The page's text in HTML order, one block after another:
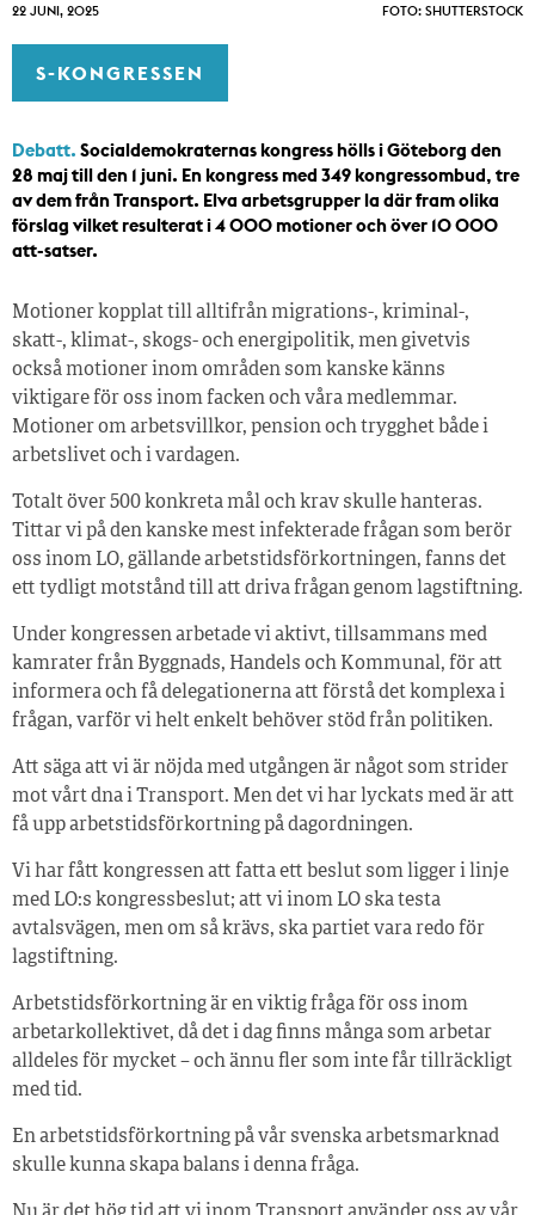
22 JUNI, 2025 FOTO: SHUTTERSTOCK
S-KONGRESSEN
Debatt. Socialdemokraternas kongress hölls i Göteborg den
28 maj till den 1 juni. En kongress med 349 kongressombud, tre
av dem från Transport. Elva arbetsgrupper la där fram olika
förslag vilket resulterat i 4 000 motioner och över 10 000
att-satser.
Motioner kopplat till alltifrån migrations-, kriminal-,
skatt-, klimat-, skogs- och energipolitik, men givetvis
också motioner inom områden som kanske känns
viktigare för oss inom facken och våra medlemmar.
Motioner om arbetsvillkor, pension och trygghet både i
arbetslivet och i vardagen.
Totalt över 500 konkreta mål och krav skulle hanteras.
Tittar vi på den kanske mest infekterade frågan som berör
oss inom LO, gällande arbetstidsförkortningen, fanns det
ett tydligt motstånd till att driva frågan genom lagstiftning.
Under kongressen arbetade vi aktivt, tillsammans med
kamrater från Byggnads, Handels och Kommunal, för att
informera och få delegationerna att förstå det komplexa i
frågan, varför vi helt enkelt behöver stöd från politiken.
Att säga att vi är nöjda med utgången är något som strider
mot vårt dna i Transport. Men det vi har lyckats med är att
få upp arbetstidsförkortning på dagordningen.
Vi har fått kongressen att fatta ett beslut som ligger i linje
med LO:s kongressbeslut; att vi inom LO ska testa
avtalsvägen, men om så krävs, ska partiet vara redo för
lagstiftning.
Arbetstidsförkortning är en viktig fråga för oss inom
arbetarkollektivet, då det i dag finns många som arbetar
alldeles för mycket – och ännu fler som inte får tillräckligt
med tid.
En arbetstidsförkortning på vår svenska arbetsmarknad
skulle kunna skapa balans i denna fråga.